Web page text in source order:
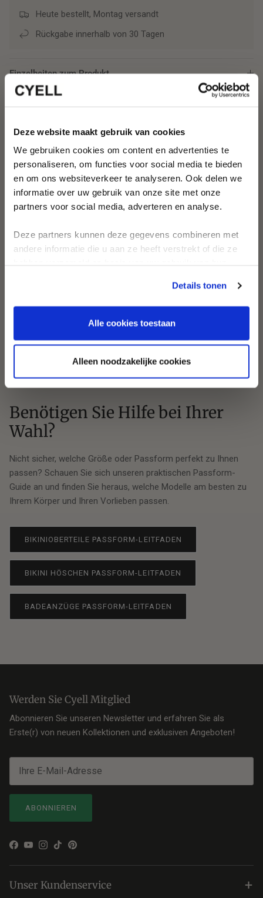
Deze website maakt gebruik van cookies
We gebruiken cookies om content en advertenties te
personaliseren, om functies voor social media te bieden
en om ons websiteverkeer te analyseren. Ook delen we
informatie over uw gebruik van onze site met onze
partners voor social media, adverteren en analyse.
Deze partners kunnen deze gegevens combineren met
andere informatie die u aan ze heeft verstrekt of die ze
Details tonen
Alle cookies toestaan
Alleen noodzakelijke cookies
Heute bestellt, Montag versandt
Rückgabe innerhalb von 30 Tagen
Einzelheiten zum Produkt
Zertifizierung
Benötigen Sie Hilfe bei Ihrer
Wahl?
Nicht sicher, welche Größe oder Passform perfekt zu Ihnen
passen? Schauen Sie sich unseren praktischen Passform-
Guide an und finden Sie heraus, welche Modelle am besten zu
Ihrem Körper und Ihren Vorlieben passen.
BIKINIOBERTEILE PASSFORM-LEITFADEN
BIKINI HÖSCHEN PASSFORM-LEITFADEN
BADEANZÜGE PASSFORM-LEITFADEN
Werden Sie Cyell Mitglied
Abonnieren Sie unseren Newsletter und erfahren Sie als
Erste(r) von neuen Kollektionen und exklusiven Angeboten!
ABONNIEREN
Facebook
YouTubeInstagram
TikTokPinterest
Unser Kundenservice +
Erhalte 10 % Rabatt
Entdecke als Erste neue
Kollektionen und zeitlose
Designs
Erhalte persönliche Bademoden-
Beratung und inspirierende Looks
First name
10 % RABATT SICHERN